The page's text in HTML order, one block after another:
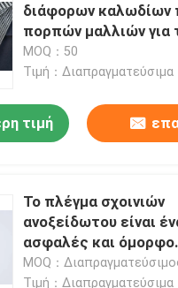
διάφορων καλωδίων
πορπών μαλλιών για
επιλογή σας
MOQ：50
Τιμή：Διαπραγματεύσιμα
τιμή
Το πλέγμα σχοινιών
ανοξείδωτου είναι
ασφαλές και όμορφο
αρχιτεκτονικό
καλωδίων
MOQ：
Τιμή：Διαπραγματεύσιμα